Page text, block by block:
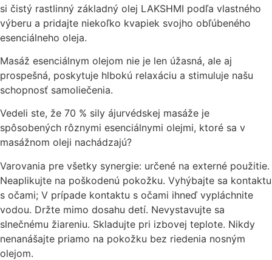
si čistý rastlinný základný olej LAKSHMI podľa vlastného
výberu a pridajte niekoľko kvapiek svojho obľúbeného
esenciálneho oleja.
Masáž esenciálnym olejom nie je len úžasná, ale aj
prospešná, poskytuje hlbokú relaxáciu a stimuluje našu
schopnosť samoliečenia.
Vedeli ste, že 70 % sily ájurvédskej masáže je
spôsobených rôznymi esenciálnymi olejmi, ktoré sa v
masážnom oleji nachádzajú?
Varovania pre všetky synergie: určené na externé použitie.
Neaplikujte na poškodenú pokožku. Vyhýbajte sa kontaktu
s očami; V prípade kontaktu s očami ihneď vypláchnite
vodou. Držte mimo dosahu detí. Nevystavujte sa
slnečnému žiareniu. Skladujte pri izbovej teplote. Nikdy
nenanášajte priamo na pokožku bez riedenia nosným
olejom.